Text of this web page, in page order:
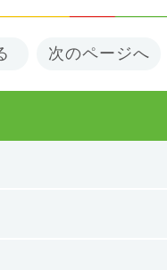
次のページへ